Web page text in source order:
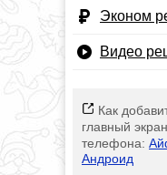
Эконом
Видео
Как
главный
телефона:
Андроид